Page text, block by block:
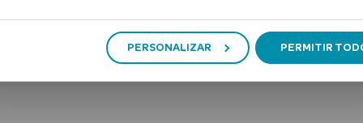
PERSONALIZAR PERMITIR